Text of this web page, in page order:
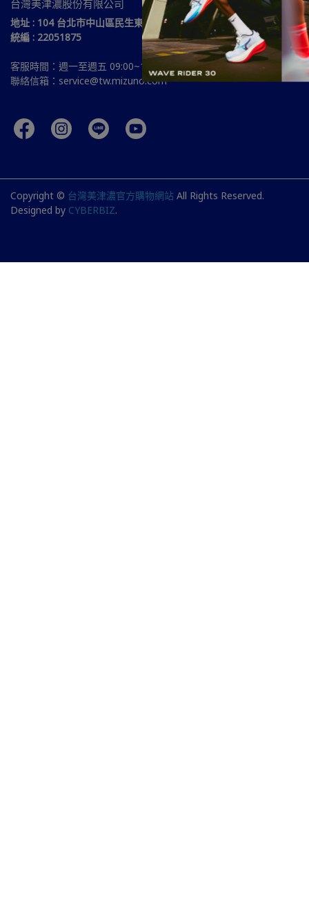
台灣美津濃股份有限公司
地址 : 104 台北市中山區民生東路三段51號15樓
統編 : 22051875
客服時間：週一至週五 09:00~18:00
聯絡信箱：service@tw.mizuno.com
Copyright © 台灣美津濃官方購物網站 All Rights Reserved.
Designed by CYBERBIZ.